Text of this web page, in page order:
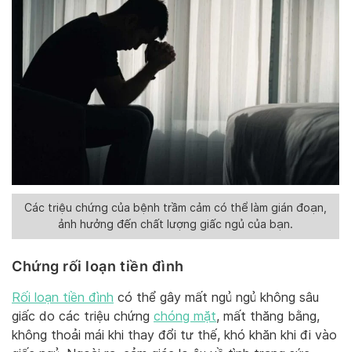
Các triệu chứng của bệnh trầm cảm có thể làm gián đoạn,
ảnh hưởng đến chất lượng giấc ngủ của bạn.
Chứng rối loạn tiền đình
Rối loạn tiền đình có thể gây mất ngủ ngủ không sâu
giấc do các triệu chứng chóng mặt, mất thăng bằng,
không thoải mái khi thay đổi tư thế, khó khăn khi đi vào